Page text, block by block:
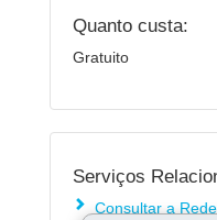
Quanto custa:
Gratuito
Serviços
Consultar a